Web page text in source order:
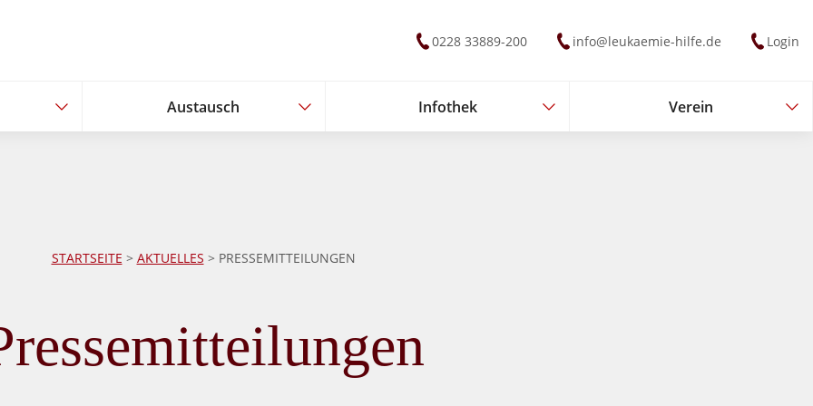
0228 33889-200 info@leukaemie-hilfe.de Login
Austausch
Austausch Infothek
Infothek Verein
Verein
STARTSEITE > AKTUELLES > PRESSEMITTEILUNGEN